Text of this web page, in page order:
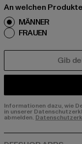
An welchen
MÄNNER
FRAUEN
Informationen dazu, wie
in unserer
abmelden.